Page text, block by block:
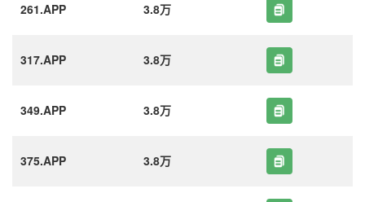
261.APP 3.8万
317.APP 3.8万
349.APP 3.8万
375.APP 3.8万